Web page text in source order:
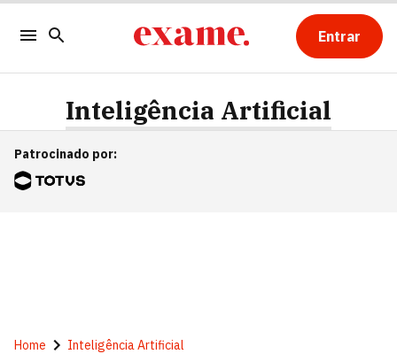
Entrar
Inteligência Artificial
Patrocinado por:
Home Inteligência Artificial